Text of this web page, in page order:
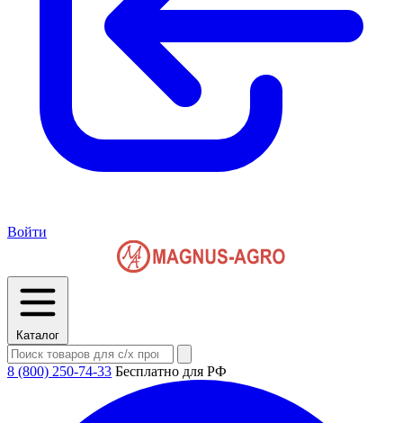
Войти
Каталог
8 (800) 250-74-33 Бесплатно для РФ